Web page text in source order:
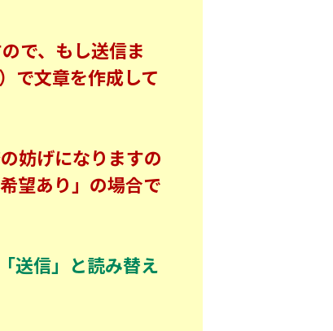
で、もし送信ま
で文章を作成して
妨げになりますの
望あり」の場合で
送信」と読み替え